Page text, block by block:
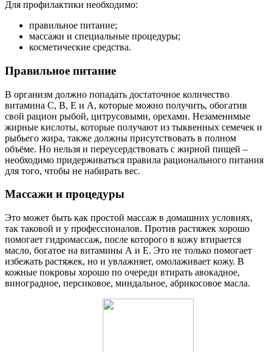
Для профилактики необходимо:
правильное питание;
массажи и специальные процедуры;
косметические средства.
Правильное питание
В организм должно попадать достаточное количество
витамина С, В, Е и А, которые можно получить, обогатив
свой рацион рыбой, цитрусовыми, орехами. Незаменимые
жирные кислоты, которые получают из тыквенных семечек и
рыбьего жира, также должны присутствовать в полном
объёме. Но нельзя и переусердствовать с жирной пищей –
необходимо придерживаться правила рационального питания
для того, чтобы не набирать вес.
Массажи и процедуры
Это может быть как простой массаж в домашних условиях,
так таковой и у профессионалов. Против растяжек хорошо
помогает гидромассаж, после которого в кожу втирается
масло, богатое на витамины А и Е. Это не только помогает
избежать растяжек, но и увлажняет, омолаживает кожу. В
кожные покровы хорошо по очереди втирать авокадное,
виноградное, персиковое, миндальное, абрикосовое масла.